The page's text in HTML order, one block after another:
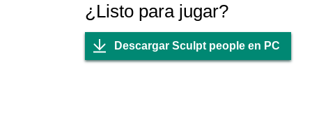
¿Listo para jugar?
Descargar Sculpt people en PC